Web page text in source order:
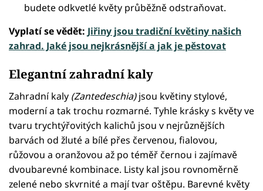
budete odkvetlé květy průběžně odstraňovat.
Vyplatí se vědět: Jiřiny jsou tradiční květiny našich
zahrad. Jaké jsou nejkrásnější a jak je pěstovat
Elegantní zahradní kaly
Zahradní kaly (Zantedeschia)jsou květiny stylové,
moderní a tak trochu rozmarné. Tyhle krásky s květy ve
tvaru trychtýřovitých kalichů jsou v nejrůznějších
barvách od žluté a bílé přes červenou, fialovou,
růžovou a oranžovou až po téměř černou i zajímavě
dvoubarevné kombinace. Listy kal jsou rovnoměrně
zelené nebo skvrnité a mají tvar oštěpu. Barevné květy